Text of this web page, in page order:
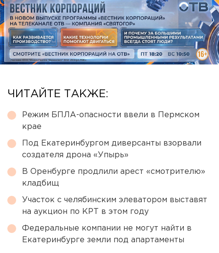
ЧИТАЙТЕ ТАКЖЕ:
Режим БПЛА-опасности ввели в Пермском
крае
Под Екатеринбургом диверсанты взорвали
создателя дрона «Упырь»
В Оренбурге продлили арест «смотрителю»
кладбищ
Участок с челябинским элеватором выставят
на аукцион по КРТ в этом году
Федеральные компании не могут найти в
Екатеринбурге земли под апартаменты